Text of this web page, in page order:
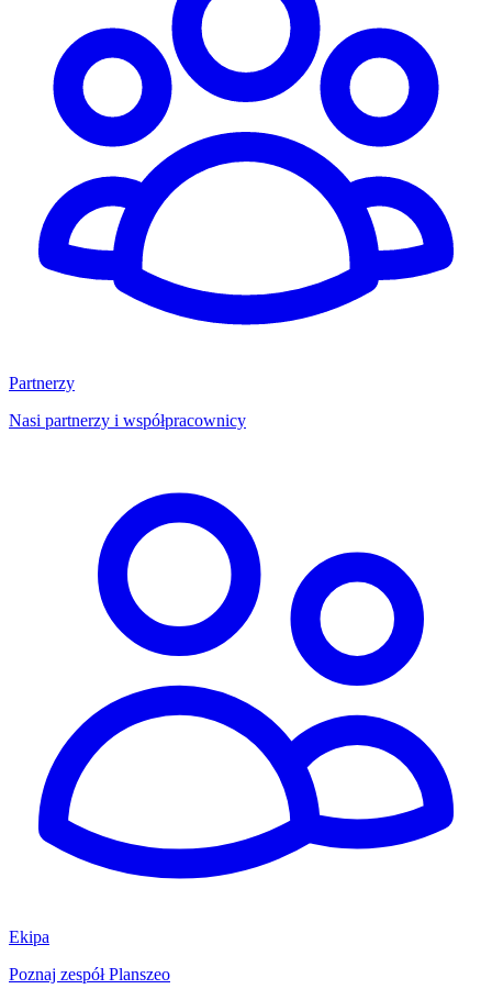
Partnerzy
Nasi partnerzy i współpracownicy
Ekipa
Poznaj zespół Planszeo